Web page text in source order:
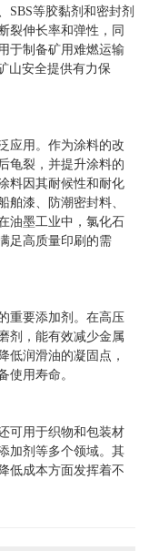
SBS等胶黏剂和密封剂
裂伸长率和弹性，同
于制备矿用难燃运输
山安全提供有力保
应用。作为涂料的改
龟裂，并提升涂料的
料因其耐候性和耐化
舶漆、防潮密封料、
油墨工业中，氯化石
足高质量印刷的需
重要添加剂。在高压
剂，能有效减少金属
低润滑油的凝固点，
使用寿命。
可用于织物和包装材
加剂等多个领域。其
低成本方面发挥着不